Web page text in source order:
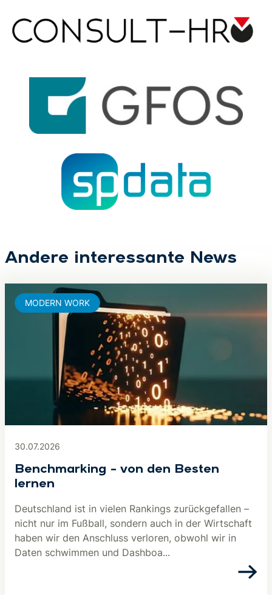
Andere interessante News
30.07.2026
Benchmarking – von den Besten
lernen
Deutschland ist in vielen Rankings zurückgefallen –
nicht nur im Fußball, sondern auch in der Wirtschaft
haben wir den Anschluss verloren, obwohl wir in
Daten schwimmen und Dashboa...
MODERN WORK